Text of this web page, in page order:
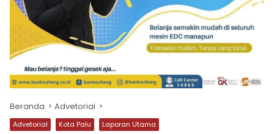
Beranda Advetorial
Advetorial Kota Palu Laporan Utama